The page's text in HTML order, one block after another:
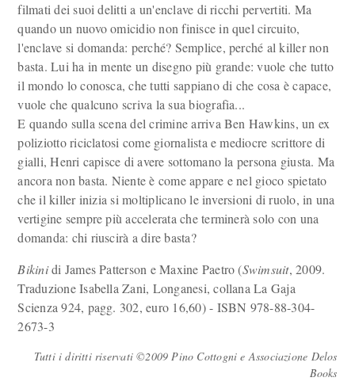
filmati dei suoi delitti a un'enclave di ricchi pervertiti. Ma
quando un nuovo omicidio non finisce in quel circuito,
l'enclave si domanda: perché? Semplice, perché al killer non
basta. Lui ha in mente un disegno più grande: vuole che tutto
il mondo lo conosca, che tutti sappiano di che cosa è capace,
vuole che qualcuno scriva la sua biografia...
E quando sulla scena del crimine arriva Ben Hawkins, un ex
poliziotto riciclatosi come giornalista e mediocre scrittore di
gialli, Henri capisce di avere sottomano la persona giusta. Ma
ancora non basta. Niente è come appare e nel gioco spietato
che il killer inizia si moltiplicano le inversioni di ruolo, in una
vertigine sempre più accelerata che terminerà solo con una
domanda: chi riuscirà a dire basta?
Bikinidi James Patterson e Maxine Paetro (Swimsuit, 2009.
Traduzione Isabella Zani, Longanesi, collana La Gaja
Scienza 924, pagg. 302, euro 16,60) - ISBN 978-88-304-
2673-3
Tutti i diritti riservati ©2009 Pino Cottogni e Associazione Delos
Books